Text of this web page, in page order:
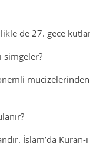
de 27. gece
simgeler?
İslam’da